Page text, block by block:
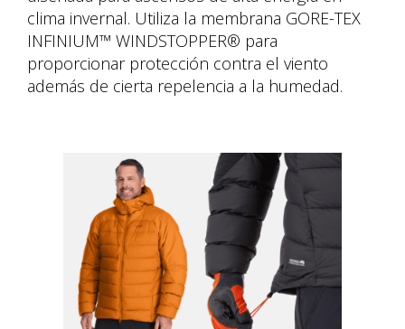
clima invernal. Utiliza la membrana GORE-TEX
INFINIUM™ WINDSTOPPER® para
proporcionar protección contra el viento
además de cierta repelencia a la humedad.